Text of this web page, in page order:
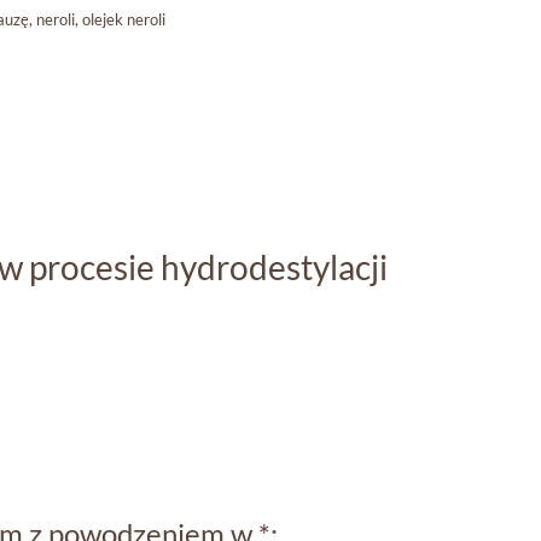
, neroli,olejek neroli
procesie hydrodestylacji
z powodzeniem w *: